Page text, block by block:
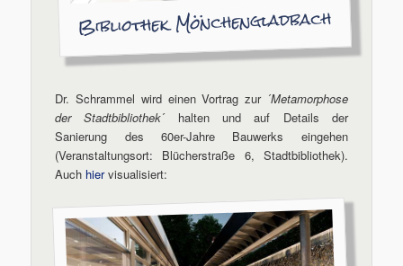
Bibliothek Mönchengladbach
Dr. Schrammel wird einen Vortrag zur ´Metamorphose
der Stadtbibliothek´ halten und auf Details der
Sanierung des 60er-Jahre Bauwerks eingehen
(Veranstaltungsort: Blücherstraße 6, Stadtbibliothek).
Auch hiervisualisiert: